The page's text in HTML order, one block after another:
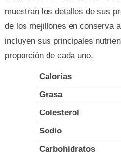
muestran los detalles de sus
de los mejillones en conserva
incluyen sus principales
proporción de cada uno.
Calorías
Grasa
Colesterol
Sodio
Carbohidratos